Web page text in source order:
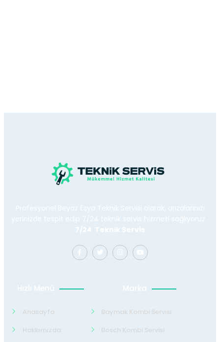
Profesyonel Beyaz Eşya Teknik Servisi olarak, arızalarınızı
yerinizde tespit edip 7/24 teknik servis hizmeti sağlıyoruz.
7/24 Teknik Servis
Hızlı Menü
Anasayfa
Hakkımızda
Marka
Baymak Kombi Servisi
Bosch Kombi Servisi